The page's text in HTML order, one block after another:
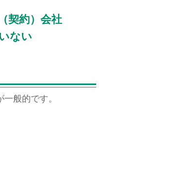
契約）会社
ない
般的です。